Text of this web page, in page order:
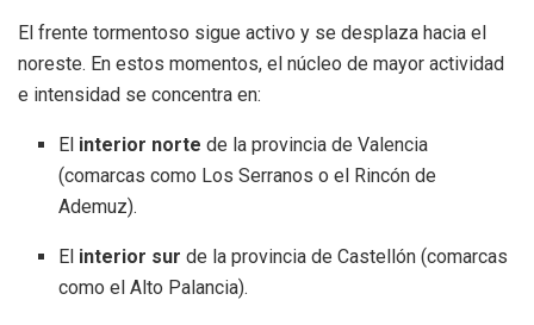
El frente tormentoso sigue activo y se desplaza hacia el
noreste. En estos momentos, el núcleo de mayor actividad
e intensidad se concentra en:
El interior norte de la provincia de Valencia
(comarcas como Los Serranos o el Rincón de
Ademuz).
El interior sur de la provincia de Castellón (comarcas
como el Alto Palancia).